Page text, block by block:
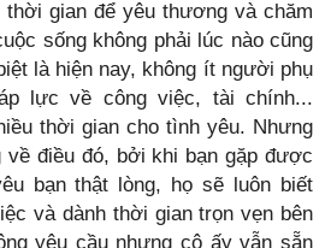
thời gian để yêu thương và chăm
sống không phải lúc nào cũng
là hiện nay, không ít người phụ
lực về công việc, tài chính...
thời gian cho tình yêu. Nhưng
về điều đó, bởi khi bạn gặp được
bạn thật lòng, họ sẽ luôn biết
và dành thời gian trọn vẹn bên
yêu cầu nhưng cô ấy vẫn sẵn